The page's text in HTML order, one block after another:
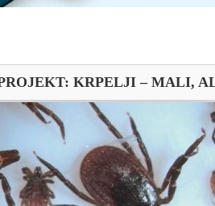
KRPELJI – MALI,